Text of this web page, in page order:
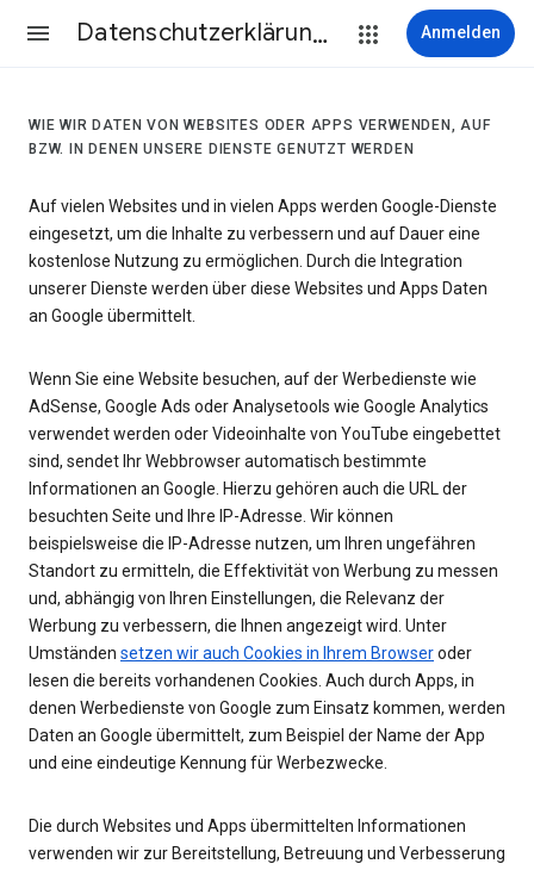
Datenschutzerklärung & Nutzungsbedingungen Anmelden
WIE WIR DATEN VON WEBSITES ODER APPS VERWENDEN, AUF
BZW. IN DENEN UNSERE DIENSTE GENUTZT WERDEN
Auf vielen Websites und in vielen Apps werden Google-Dienste
eingesetzt, um die Inhalte zu verbessern und auf Dauer eine
kostenlose Nutzung zu ermöglichen. Durch die Integration
unserer Dienste werden über diese Websites und Apps Daten
an Google übermittelt.
Wenn Sie eine Website besuchen, auf der Werbedienste wie
AdSense, Google Ads oder Analysetools wie Google Analytics
verwendet werden oder Videoinhalte von YouTube eingebettet
sind, sendet Ihr Webbrowser automatisch bestimmte
Informationen an Google. Hierzu gehören auch die URL der
besuchten Seite und Ihre IP-Adresse. Wir können
beispielsweise die IP-Adresse nutzen, um Ihren ungefähren
Standort zu ermitteln, die Effektivität von Werbung zu messen
und, abhängig von Ihren Einstellungen, die Relevanz der
Werbung zu verbessern, die Ihnen angezeigt wird. Unter
Umständen setzen wir auch Cookies in Ihrem Browseroder
lesen die bereits vorhandenen Cookies. Auch durch Apps, in
denen Werbedienste von Google zum Einsatz kommen, werden
Daten an Google übermittelt, zum Beispiel der Name der App
und eine eindeutige Kennung für Werbezwecke.
Die durch Websites und Apps übermittelten Informationen
verwenden wir zur Bereitstellung, Betreuung und Verbesserung